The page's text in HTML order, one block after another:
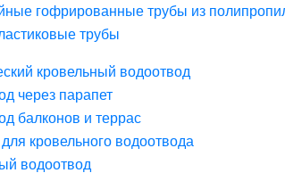
гофрированные трубы из
трубы
кровельный водоотвод
через парапет
балконов и террас
кровельного водоотвода
водоотвод